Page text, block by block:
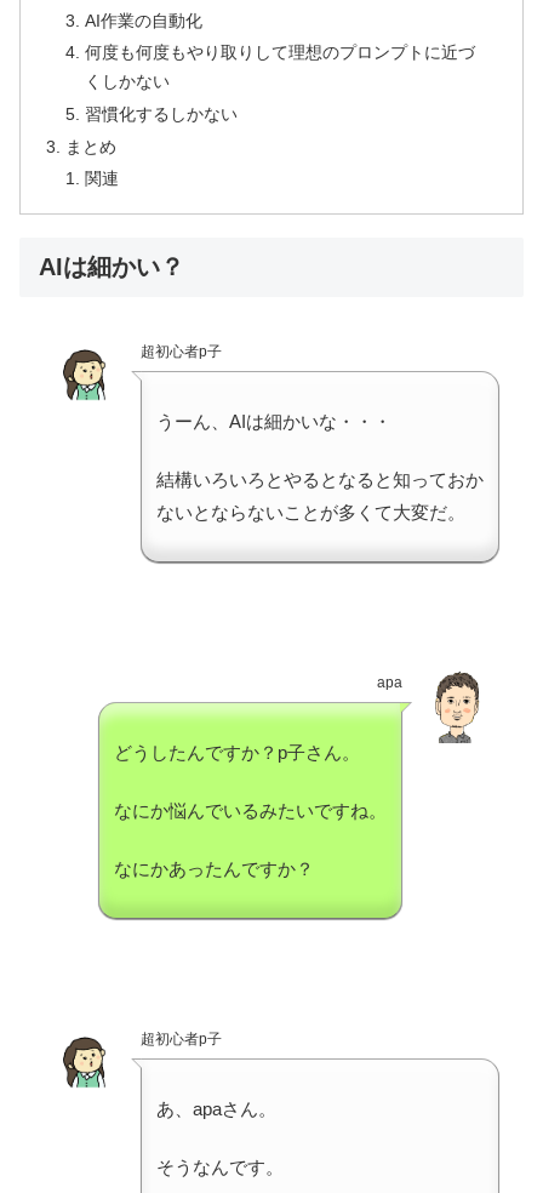
AI作業の自動化
何度も何度もやり取りして理想のプロンプトに近づ
くしかない
習慣化するしかない
まとめ
関連
AIは細かい？
超初心者p子
うーん、AIは細かいな・・・
結構いろいろとやるとなると知っておか
ないとならないことが多くて大変だ。
apa
どうしたんですか？p子さん。
なにか悩んでいるみたいですね。
なにかあったんですか？
超初心者p子
あ、apaさん。
そうなんです。